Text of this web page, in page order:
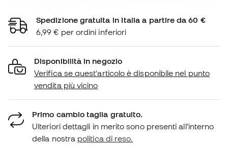
Spedizione gratuita in Italia a partire da 60 €
6,99 € per ordini inferiori
Disponibilità in negozio
Verifica se quest'articolo è disponibile nel punto
vendita più vicino
Primo cambio taglia gratuito.
Ulteriori dettagli in merito sono presenti all'interno
della nostra politica di reso.